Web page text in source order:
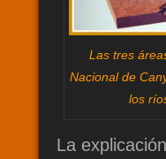
Las tres
Nacional de
los
La